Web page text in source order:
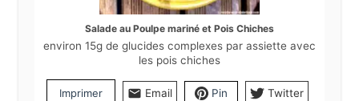
Salade au Poulpe mariné et Pois Chiches
environ 15g de glucides complexes par assiette avec
les pois chiches
Imprimer Email Pin Twitter